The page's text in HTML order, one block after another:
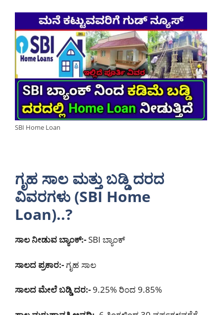
SBI Home Loan
ಗೃಹ ಸಾಲ ಮತ್ತು ಬಡ್ಡಿ ದರದ
ವಿವರಗಳು (SBI Home
Loan)..?
ಸಾಲ ನೀಡುವ ಬ್ಯಾಂಕ್:-SBI ಬ್ಯಾಂಕ್
ಸಾಲದ ಪ್ರಕಾರ:- ಗೃಹ ಸಾಲ
ಸಾಲದ ಮೇಲೆ ಬಡ್ಡಿ ದರ:- 9.25% ರಿಂದ 9.85%